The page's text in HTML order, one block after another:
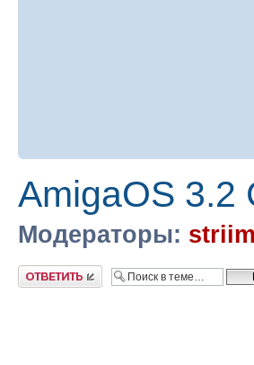
AmigaOS 3.2
Модераторы:
Ответить